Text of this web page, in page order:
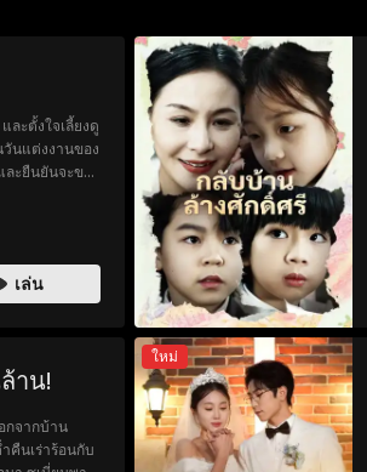
ละตั้งใจเลี้ยงดู
นแต่งงานของ
ะยืนยันจะขอ
และปิดดวงตา
เล่น
าน!
กจากบ้าน
คืนเร่าร้อนกับ
ใหม่